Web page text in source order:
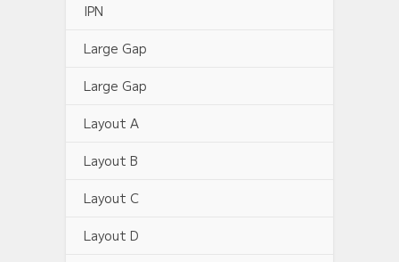
IPN
Large Gap
Large Gap
Layout A
Layout B
Layout C
Layout D